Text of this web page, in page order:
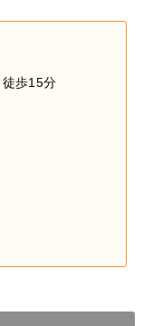
歩15分